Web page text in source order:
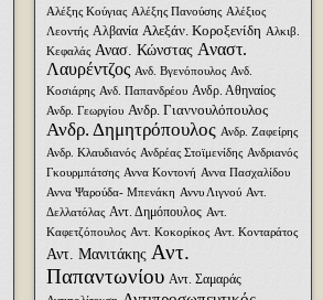
Αλέξης Κούγιας Αλέξης Πανούσης Αλέξιος
Λεοντής Αλβανία Αλεξάν. Κοροξενίδη Αλκιβ.
Κεφαλάς Ανασ. Κώνστας Αναστ.
Λαυρέντζος Ανδ. Βγενόπουλος Ανδ.
Κοσιάρης Ανδ. Παπανδρέου Ανδρ. Αθηναίος
Ανδρ. Γεωργίου Ανδρ. Γιαννουλόπουλος
Ανδρ. Δημητρόπουλος Ανδρ. Ζαφείρης
Ανδρ. Κλαυδιανός Ανδρέας Στοϊμενίδης Ανδριανός
Γκουρμπάτσης Αννα Κοντονή Αννα Πασχαλίδου
Αννα Ψαρούδα- Μπενάκη Αννυ Λιγνού Αντ.
Δελλατόλας Αντ. Δημόπουλος Αντ.
Καφετζόπουλος Αντ. Κοκορίκος Αντ. Κονταράτος
Αντ. Μανιτάκης Αντ.
Παπαντωνίου Αντ. Σαμαράς